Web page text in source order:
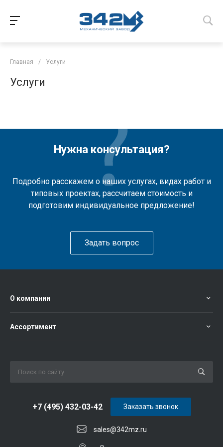
Главная / Услуги
Услуги
Нужна консультация?
Подробно расскажем о наших услугах, видах работ и
типовых проектах, рассчитаем стоимость и
подготовим индивидуальное предложение!
Задать вопрос
О компании
Ассортимент
sales@342mz.ru
+7 (495) 432-03-42 Заказать звонок